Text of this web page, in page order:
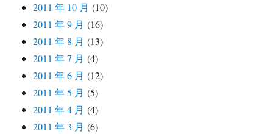
2011 年 10 月 (10)
2011 年 9 月 (16)
2011 年 8 月 (13)
2011 年 7 月 (4)
2011 年 6 月 (12)
2011 年 5 月 (5)
2011 年 4 月 (4)
2011 年 3 月 (6)